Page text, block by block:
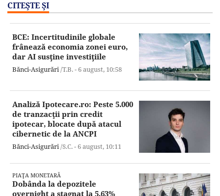
CITEŞTE ŞI
BCE: Incertitudinile globale
frânează economia zonei euro,
dar AI susţine investiţiile
Bănci-Asigurări/T.B. -6 august, 10:58
Analiză Ipotecare.ro: Peste 5.000
de tranzacţii prin credit
ipotecar, blocate după atacul
cibernetic de la ANCPI
Bănci-Asigurări/S.C. -6 august, 10:11
PIAŢA MONETARĂ
Dobânda la depozitele
overnight a stagnat la 5,63%